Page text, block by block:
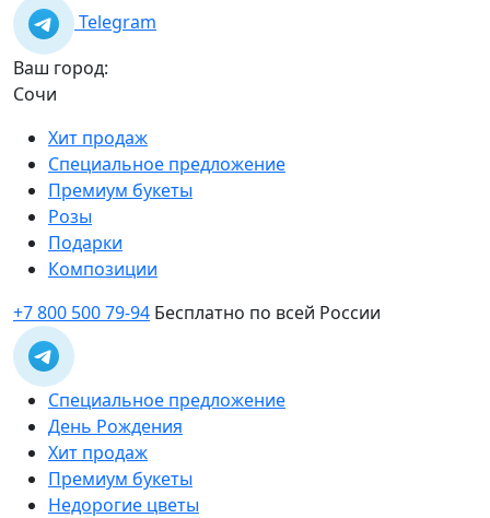
Telegram
Ваш город:
Сочи
Хит продаж
Специальное предложение
Премиум букеты
Розы
Подарки
Композиции
+7 800 500 79-94 Бесплатно по всей России
Специальное предложение
День Рождения
Хит продаж
Премиум букеты
Недорогие цветы